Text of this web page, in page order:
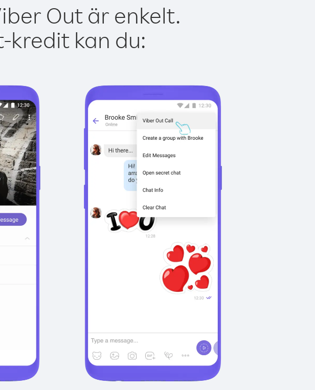
Out är enkelt.
kredit kan du: